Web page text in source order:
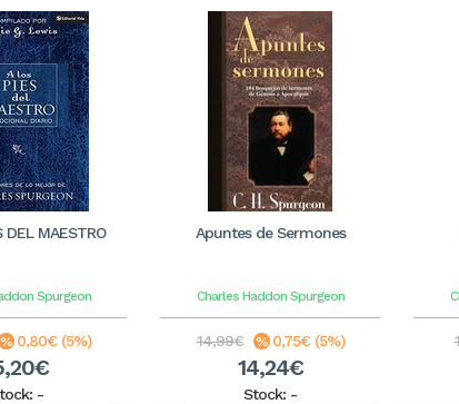
DEL MAESTRO
Spurgeon
0,80€ (5%)
-
Apuntes de Sermones
Charles Haddon Spurgeon
14,99€ 0,75€ (5%)
14,24€
Stock: -